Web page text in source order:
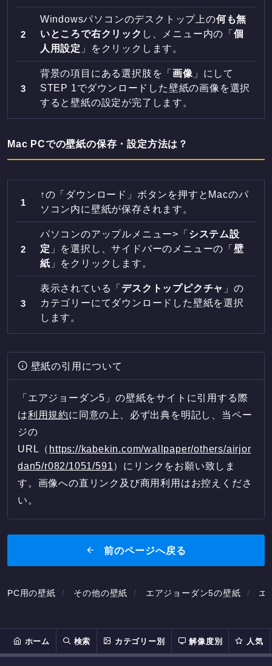
Windowsパソコンのデスクトップ上の何も無
いところで右クリック し、メニュー内の「 個
人用設定 」をクリックします。
背景の項目にある選択肢を「画像 」にして
STEP 1でダウンロードした壁紙の画像を選択
すると壁紙の設定が完了します。
Mac PCでの壁紙の保存・設定方法は？
↑の「ダウンロード」ボタンを押すとMacのパ
ソコン内に壁紙が保存されます。
パソコンのアップルメニュー>「 システム設
定 」を選択し、サイドバーのメニューの「壁
紙 」をクリックします。
表示されている「 デスクトップピクチャ 」の
カテゴリーにてダウンロードした壁紙を選択
します。
壁紙の引用について
「エアジョーダン5」の壁紙をサイトに引用する際
は利用規約に同意の上、必ず出典を明記し、当ペー
ジの
URL（ https://kabekin.com/wallpaper/others/airjor
dan5/r082/1051/591）にリンクをお願い致しま
す。画像への直リンク及び商用利用はお控えくださ
い。
前のページへ戻る
PC用の壁紙 その他の壁紙 エアジョーダン5の壁紙 エ
ホーム 検索 カテゴリー別 解像度別 人気